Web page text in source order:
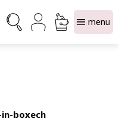
NÁKUPNÍ
KOŠÍK
boxech